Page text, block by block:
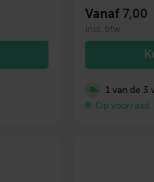
Vanaf 7,00
incl. btw
1 van de 3
Op voorraad